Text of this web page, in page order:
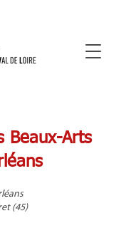
Beaux-Arts
(45)